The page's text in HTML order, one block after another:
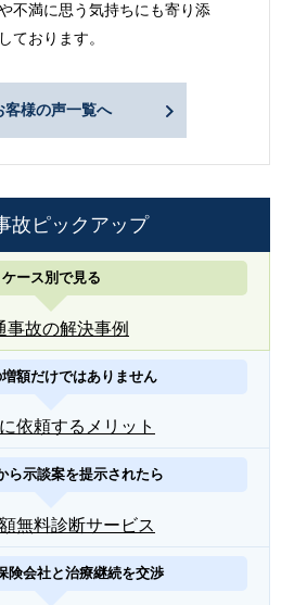
不満に思う気持ちにも寄り添
ております。
客様の声一覧へ
故ピックアップ
ケース別で見る
事故の解決事例
額だけではありません
依頼するメリット
ら示談案を提示されたら
無料診断サービス
険会社と治療継続を交渉